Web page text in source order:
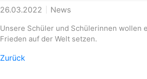
26.03.2022 News
Unsere Schüler und Schülerinnen wollen
Frieden auf der Welt setzen.
Zurück